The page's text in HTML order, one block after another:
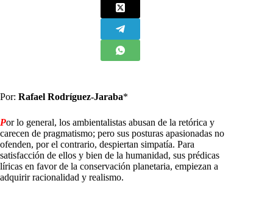
Por: Rafael Rodríguez-Jaraba*
Por lo general, los ambientalistas abusan de la retórica y
carecen de pragmatismo; pero sus posturas apasionadas no
ofenden, por el contrario, despiertan simpatía. Para
satisfacción de ellos y bien de la humanidad, sus prédicas
líricas en favor de la conservación planetaria, empiezan a
adquirir racionalidad y realismo.